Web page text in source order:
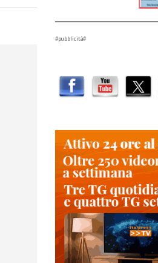
#pubblicità#